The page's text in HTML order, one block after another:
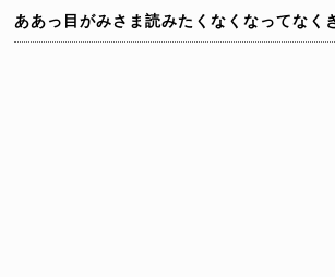
ああっ目がみさま読みたくなくなってなく